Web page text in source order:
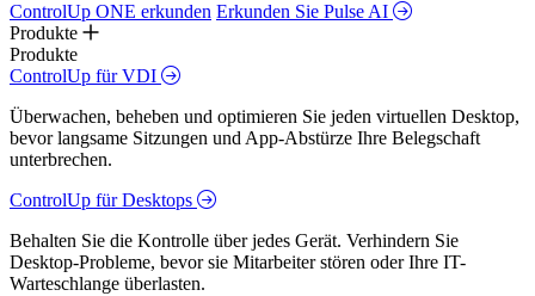
ControlUp ONE erkunden Erkunden Sie Pulse AI
Produkte
Produkte
ControlUp für VDI
Überwachen, beheben und optimieren Sie jeden virtuellen Desktop,
bevor langsame Sitzungen und App-Abstürze Ihre Belegschaft
unterbrechen.
ControlUp für Desktops
Behalten Sie die Kontrolle über jedes Gerät. Verhindern Sie
Desktop-Probleme, bevor sie Mitarbeiter stören oder Ihre IT-
Warteschlange überlasten.